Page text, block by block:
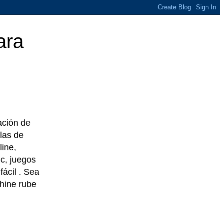
de
de
juegos
. Sea
rube